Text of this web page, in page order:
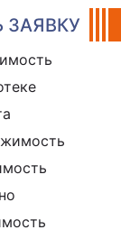
ЗАЯВКУ